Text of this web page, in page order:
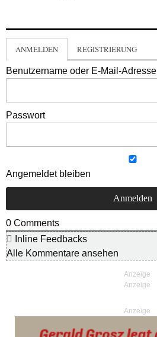
ANMELDEN REGISTRIERUNG
Benutzername oder E-Mail-Adresse
Passwort
Angemeldet bleiben
0 Comments
Inline Feedbacks
Alle Kommentare ansehen
Anzeige